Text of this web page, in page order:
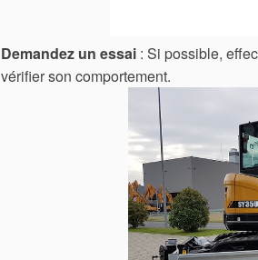
Demandez un essai : Si possible,
vérifier son comportement.